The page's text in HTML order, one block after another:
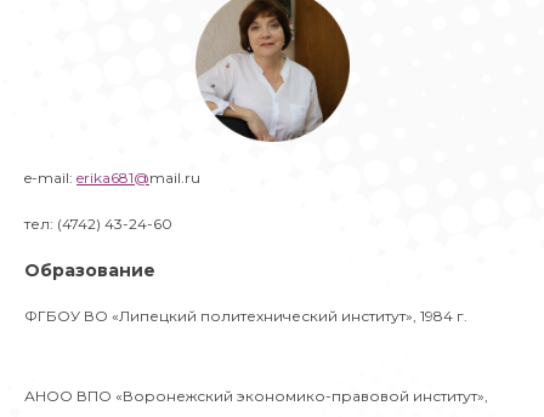
e-mail: erika681@mail.ru
тел: (4742) 43-24-60
Образование
ФГБОУ ВО «Липецкий политехнический институт», 1984 г.
АНОО ВПО «Воронежский экономико-правовой институт»,